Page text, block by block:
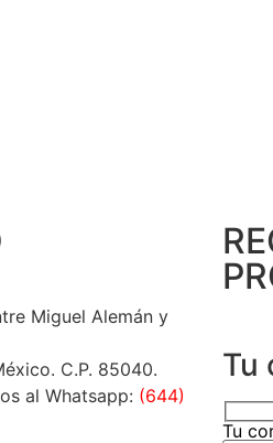
Miguel Alemán y
C.P. 85040.
al Whatsapp: (644)
Tu
Tu